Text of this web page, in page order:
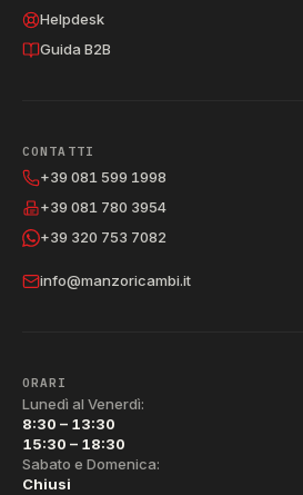
Helpdesk
Guida B2B
CONTATTI
+39 081 599 1998
+39 081 780 3954
+39 320 753 7082
info@manzoricambi.it
ORARI
Lunedì al Venerdì:
8:30 – 13:30
15:30 – 18:30
Sabato e Domenica:
Chiusi